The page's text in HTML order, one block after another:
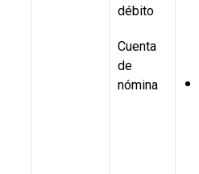
débito
Cuenta
de
nómina